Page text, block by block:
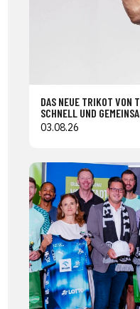
DAS NEUE TRIKOT VON
SCHNELL UND
03.08.26